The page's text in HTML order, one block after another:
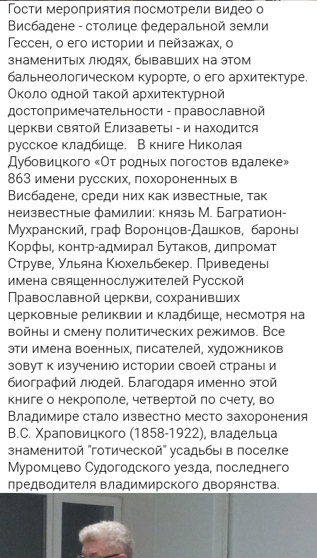
Гости мероприятия посмотрели видео о
Висбадене - столице федеральной земли
Гессен, о его истории и пейзажах, о
знаменитых людях, бывавших на этом
бальнеологическом курорте, о его архитектуре.
Около одной такой архитектурной
достопримечательности - православной
церкви святой Елизаветы - и находится
русское кладбище.
В книге Николая
Дубовицкого «От родных погостов вдалеке»
863 имени русских, похороненных в
Висбадене, среди них как известные, так
неизвестные фамилии: князь М. Багратион-
Мухранский, граф Воронцов-Дашков, бароны
Корфы, контр-адмирал Бутаков, дипромат
Струве, Ульяна Кюхельбекер. Приведены
имена священнослужителей Русской
Православной церкви, сохранивших
церковные реликвии и кладбище, несмотря на
войны и смену политических режимов. Все
эти имена военных, писателей, художников
зовут к изучению истории своей страны и
биографий людей. Благодаря именно этой
книге о некрополе, четвертой по счету, во
Владимире стало известно место захоронения
В.С. Храповицкого (1858-1922), владельца
знаменитой "готической" усадьбы в поселке
Муромцево Судогодского уезда, последнего
предводителя владимирского дворянства.